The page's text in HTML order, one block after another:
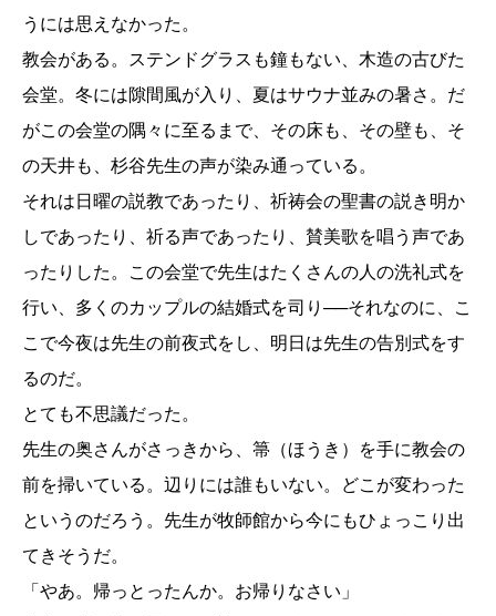
うには思えなかった。
教会がある。ステンドグラスも鐘もない、木造の古びた
会堂。冬には隙間風が入り、夏はサウナ並みの暑さ。だ
がこの会堂の隅々に至るまで、その床も、その壁も、そ
の天井も、杉谷先生の声が染み通っている。
それは日曜の説教であったり、祈祷会の聖書の説き明か
しであったり、祈る声であったり、賛美歌を唱う声であ
ったりした。この会堂で先生はたくさんの人の洗礼式を
行い、多くのカップルの結婚式を司り──それなのに、こ
こで今夜は先生の前夜式をし、明日は先生の告別式をす
るのだ。
とても不思議だった。
先生の奥さんがさっきから、箒（ほうき）を手に教会の
前を掃いている。辺りには誰もいない。どこが変わった
というのだろう。先生が牧師館から今にもひょっこり出
てきそうだ。
「やあ。帰っとったんか。お帰りなさい」